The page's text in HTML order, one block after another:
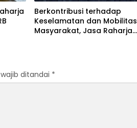
Berkontribusi terhadap
Keselamatan dan Mobilitas
Masyarakat, Jasa Raharja
ditandai *